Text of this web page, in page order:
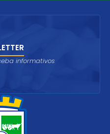
informativos